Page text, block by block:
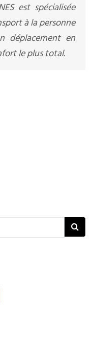
est spécialisée
à la personne
déplacement en
le plus total.